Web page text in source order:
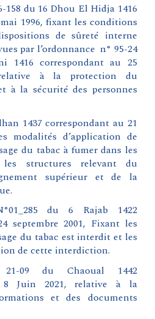
158 du 16 Dhou El Hidja 1416
1996, fixant les conditions
de sûreté interne
par l’ordonnance n° 95-24
1416 correspondant au 25
à la protection du
à la sécurité des personnes
1437 correspondant au 21
modalités d’application de
du tabac à fumer dans les
les structures relevant du
supérieur et de la
du 6 Rajab 1422
septembre 2001, Fixant les
du tabac est interdit et les
de cette interdiction.
21-09 du Chaoual 1442
8 Juin 2021, relative à la
et des documents